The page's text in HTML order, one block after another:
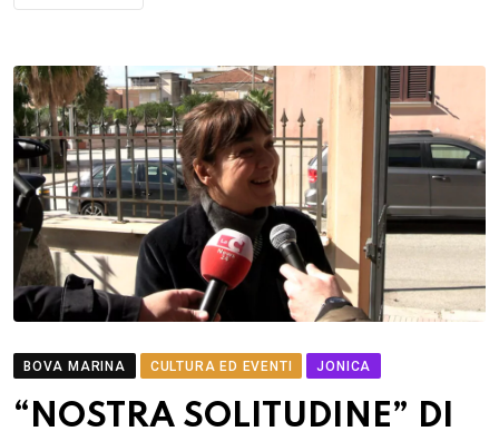
BOVA MARINA CULTURA ED EVENTI JONICA
“NOSTRA SOLITUDINE” DI